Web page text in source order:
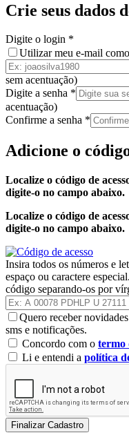
Crie seus dados
Digite o login *
Utilizar meu e-mail
sem acentuação)
Digite a senha *
acentuação)
Confirme a senha *
Adicione o
Localize o código de
digite-o no campo abaixo.
Localize o código de
digite-o no campo abaixo.
Insira todos os números e
espaço ou caractere
código separando-os por
Quero receber
sms e notificações.
Concordo com o termo
Li e entendi a política